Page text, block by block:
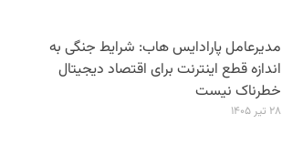
مدیرعامل پارادایس هاب: شرایط جنگی به
اندازه قطع اینترنت برای اقتصاد دیجیتال
خطرناک نیست
۲۸ تیر ۱۴۰۵